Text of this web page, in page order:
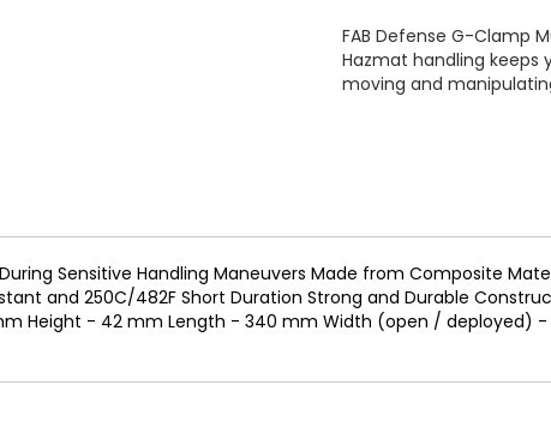
FAB Defense G-Clamp
Hazmat handling keeps
moving and
Sensitive Handling Maneuvers Made from Composite
and 250C/482F Short Duration Strong and Durable
Height - 42 mm Length - 340 mm Width (open / deployed)